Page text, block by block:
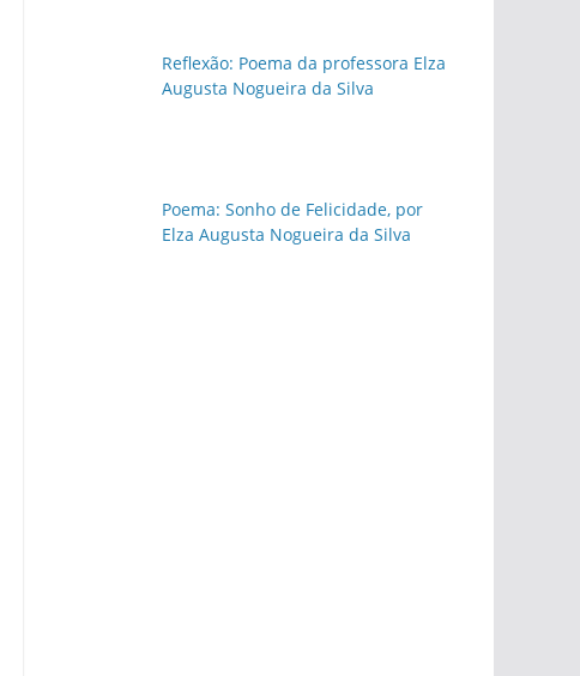
Reflexão: Poema da professora Elza
Augusta Nogueira da Silva
Poema: Sonho de Felicidade, por
Elza Augusta Nogueira da Silva